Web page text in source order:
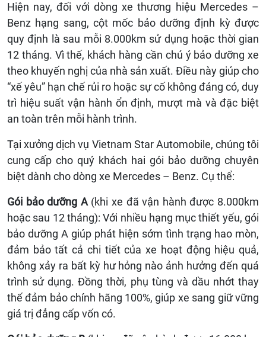
Hiện nay, đối với dòng xe thương hiệu Mercedes –
Benz hạng sang, cột mốc bảo dưỡng định kỳ được
quy định là sau mỗi 8.000km sử dụng hoặc thời gian
12 tháng. Vì thế, khách hàng cần chú ý bảo dưỡng xe
theo khuyến nghị của nhà sản xuất. Điều này giúp cho
“xế yêu” hạn chế rủi ro hoặc sự cố không đáng có, duy
trì hiệu suất vận hành ổn định, mượt mà và đặc biệt
an toàn trên mỗi hành trình.
Tại xưởng dịch vụ Vietnam Star Automobile, chúng tôi
cung cấp cho quý khách hai gói bảo dưỡng chuyên
biệt dành cho dòng xe Mercedes – Benz. Cụ thể:
Gói bảo dưỡng A (khi xe đã vận hành được 8.000km
hoặc sau 12 tháng): Với nhiều hạng mục thiết yếu, gói
bảo dưỡng A giúp phát hiện sớm tình trạng hao mòn,
đảm bảo tất cả chi tiết của xe hoạt động hiệu quả,
không xảy ra bất kỳ hư hỏng nào ảnh hưởng đến quá
trình sử dụng. Đồng thời, phụ tùng và dầu nhớt thay
thế đảm bảo chính hãng 100%, giúp xe sang giữ vững
giá trị đẳng cấp vốn có.